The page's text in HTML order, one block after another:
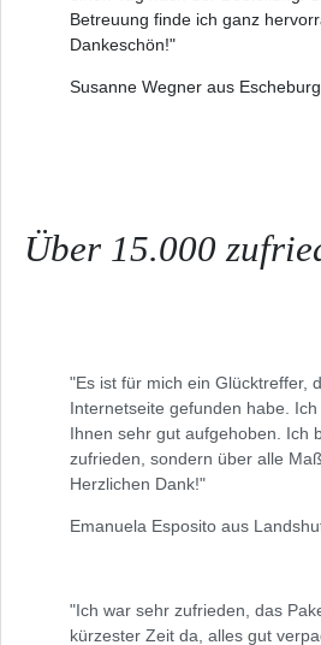
Betreuung finde ich ganz
Dankeschön!"
Susanne Wegner aus Escheburg
Über 15.000
"Es ist für mich ein Glücktreffer,
Internetseite gefunden habe.
Ihnen sehr gut aufgehoben. Ich
zufrieden, sondern über alle
Herzlichen Dank!"
Emanuela Esposito aus
"Ich war sehr zufrieden, das
kürzester Zeit da, alles gut